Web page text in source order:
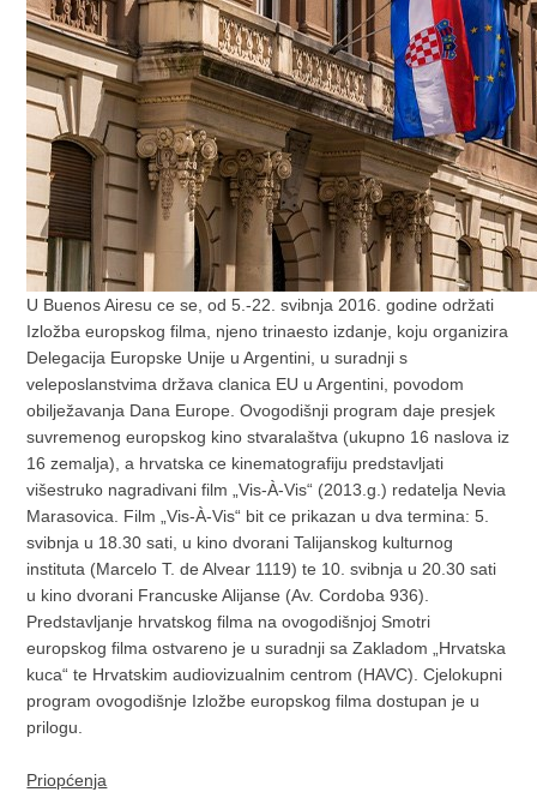
U Buenos Airesu ce se, od 5.-22. svibnja 2016. godine održati
Izložba europskog filma, njeno trinaesto izdanje, koju organizira
Delegacija Europske Unije u Argentini, u suradnji s
veleposlanstvima država clanica EU u Argentini, povodom
obilježavanja Dana Europe. Ovogodišnji program daje presjek
suvremenog europskog kino stvaralaštva (ukupno 16 naslova iz
16 zemalja), a hrvatska ce kinematografiju predstavljati
višestruko nagradivani film „Vis-À-Vis“ (2013.g.) redatelja Nevia
Marasovica. Film „Vis-À-Vis“ bit ce prikazan u dva termina: 5.
svibnja u 18.30 sati, u kino dvorani Talijanskog kulturnog
instituta (Marcelo T. de Alvear 1119) te 10. svibnja u 20.30 sati
u kino dvorani Francuske Alijanse (Av. Cordoba 936).
Predstavljanje hrvatskog filma na ovogodišnjoj Smotri
europskog filma ostvareno je u suradnji sa Zakladom „Hrvatska
kuca“ te Hrvatskim audiovizualnim centrom (HAVC). Cjelokupni
program ovogodišnje Izložbe europskog filma dostupan je u
prilogu.
Priopćenja